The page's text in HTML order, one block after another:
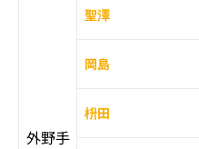
外野手
聖澤
岡島
枡田